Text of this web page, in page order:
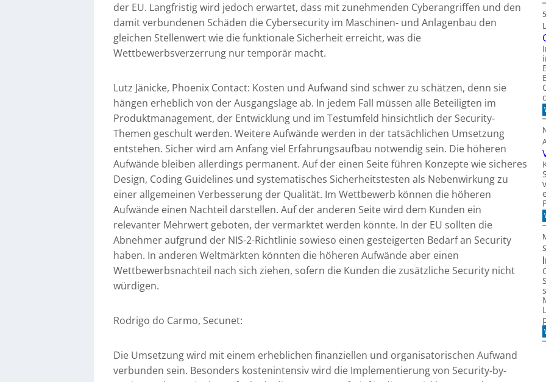
der EU. Langfristig wird jedoch erwartet, dass mit zunehmenden Cyberangriffen und den
damit verbundenen Schäden die Cybersecurity im Maschinen- und Anlagenbau den
gleichen Stellenwert wie die funktionale Sicherheit erreicht, was die
Wettbewerbsverzerrung nur temporär macht.
Lutz Jänicke, Phoenix Contact: Kosten und Aufwand sind schwer zu schätzen, denn sie
hängen erheblich von der Ausgangslage ab. In jedem Fall müssen alle Beteiligten im
Produktmanagement, der Entwicklung und im Testumfeld hinsichtlich der Security-
Themen geschult werden. Weitere Aufwände werden in der tatsächlichen Umsetzung
entstehen. Sicher wird am Anfang viel Erfahrungsaufbau notwendig sein. Die höheren
Aufwände bleiben allerdings permanent. Auf der einen Seite führen Konzepte wie sicheres
Design, Coding Guidelines und systematisches Sicherheitstesten als Nebenwirkung zu
einer allgemeinen Verbesserung der Qualität. Im Wettbewerb können die höheren
Aufwände einen Nachteil darstellen. Auf der anderen Seite wird dem Kunden ein
relevanter Mehrwert geboten, der vermarktet werden könnte. In der EU sollten die
Abnehmer aufgrund der NIS-2-Richtlinie sowieso einen gesteigerten Bedarf an Security
haben. In anderen Weltmärkten könnten die höheren Aufwände aber einen
Wettbewerbsnachteil nach sich ziehen, sofern die Kunden die zusätzliche Security nicht
würdigen.
Rodrigo do Carmo, Secunet:
Die Umsetzung wird mit einem erheblichen finanziellen und organisatorischen Aufwand
verbunden sein. Besonders kostenintensiv wird die Implementierung von Security-by-